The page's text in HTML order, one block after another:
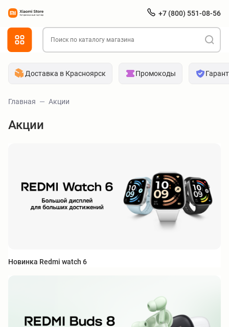
+7 (800) 551-08-56
Доставка в Красноярск Промокоды
Главная Акции
Акции
Новинка Redmi watch 6